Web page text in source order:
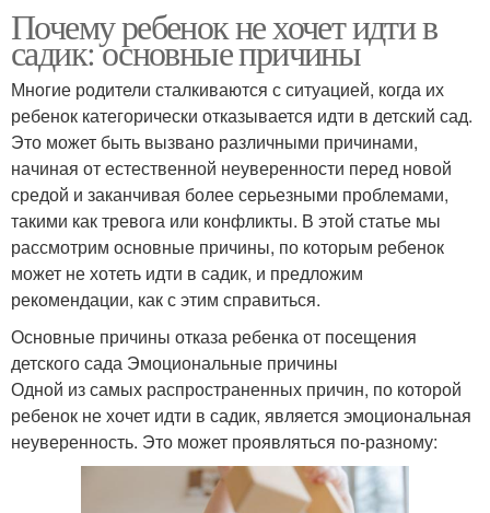
Почему ребенок не хочет идти в
садик: основные причины
Многие родители сталкиваются с ситуацией, когда их
ребенок категорически отказывается идти в детский сад.
Это может быть вызвано различными причинами,
начиная от естественной неуверенности перед новой
средой и заканчивая более серьезными проблемами,
такими как тревога или конфликты. В этой статье мы
рассмотрим основные причины, по которым ребенок
может не хотеть идти в садик, и предложим
рекомендации, как с этим справиться.
Основные причины отказа ребенка от посещения
детского сада Эмоциональные причины
Одной из самых распространенных причин, по которой
ребенок не хочет идти в садик, является эмоциональная
неуверенность. Это может проявляться по-разному: